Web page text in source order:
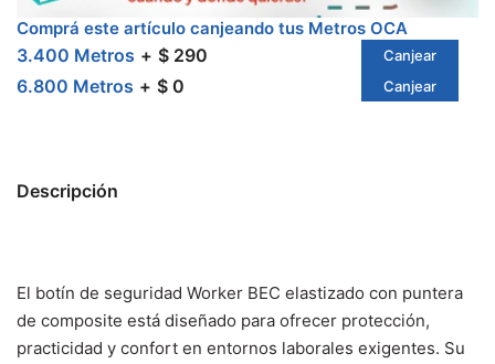
Comprá este artículo canjeando tus Metros OCA
3.400 Metros $ 290 Canjear
6.800 Metros $ 0 Canjear
Descripción
El botín de seguridad Worker BEC elastizado con puntera
de composite está diseñado para ofrecer protección,
practicidad y confort en entornos laborales exigentes. Su